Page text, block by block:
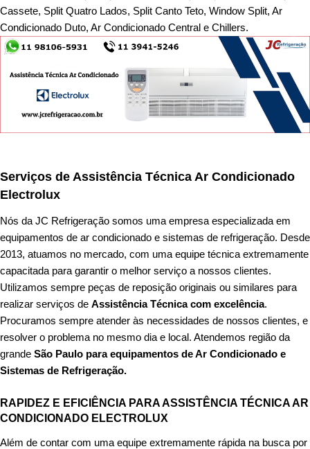
Cassete, Split Quatro Lados, Split Canto Teto, Window Split, Ar
Condicionado Duto, Ar Condicionado Central e Chillers.
Serviços de Assistência Técnica Ar Condicionado
Electrolux
Nós da JC Refrigeração somos uma empresa especializada em
equipamentos de ar condicionado e sistemas de refrigeração. Desde
2013, atuamos no mercado, com uma equipe técnica extremamente
capacitada para garantir o melhor serviço a nossos clientes.
Utilizamos sempre peças de reposição originais ou similares para
realizar serviços de Assistência Técnica com excelência.
Procuramos sempre atender às necessidades de nossos clientes, e
resolver o problema no mesmo dia e local. Atendemos região da
grande São Paulo para equipamentos de Ar Condicionado e
Sistemas de Refrigeração.
RAPIDEZ E EFICIÊNCIA PARA ASSISTÊNCIA TÉCNICA AR
CONDICIONADO ELECTROLUX
Além de contar com uma equipe extremamente rápida na busca por